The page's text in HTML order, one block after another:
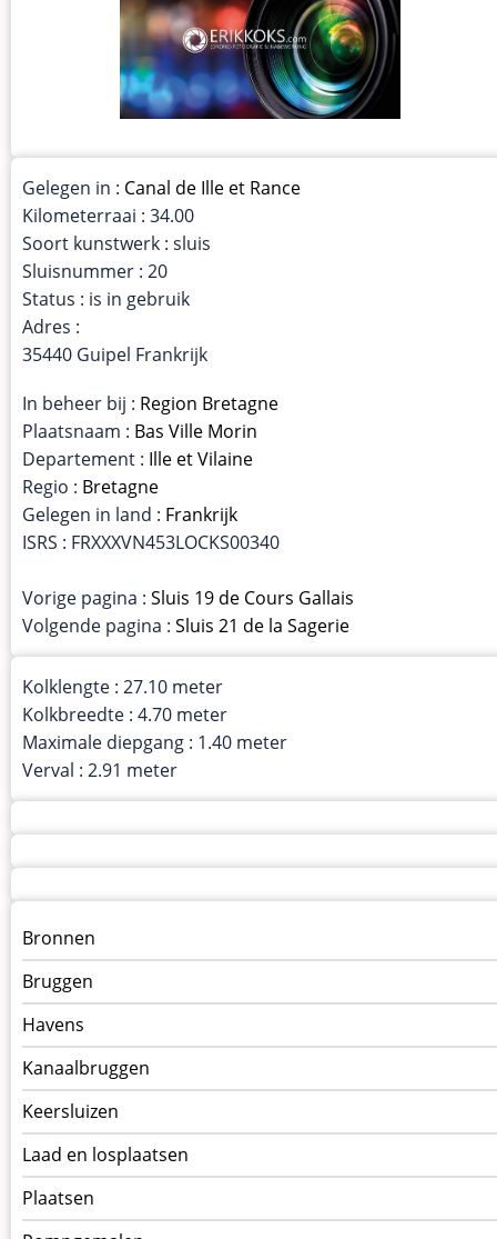
Gelegen in : Canal de Ille et Rance
Kilometerraai : 34.00
Soort kunstwerk : sluis
Sluisnummer : 20
Status : is in gebruik
Adres :
35440 Guipel Frankrijk
In beheer bij : Region Bretagne
Plaatsnaam : Bas Ville Morin
Departement : Ille et Vilaine
Regio : Bretagne
Gelegen in land : Frankrijk
ISRS : FRXXXVN453LOCKS00340
Vorige pagina : Sluis 19 de Cours Gallais
Volgende pagina : Sluis 21 de la Sagerie
Kolklengte : 27.10 meter
Kolkbreedte : 4.70 meter
Maximale diepgang : 1.40 meter
Verval : 2.91 meter
Menu
kunstwerken
op
kunstwerkpagina
Bronnen
Bruggen
Havens
Kanaalbruggen
Keersluizen
Laad en losplaatsen
Plaatsen